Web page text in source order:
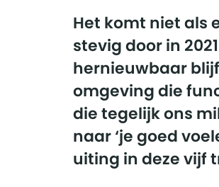
Het komt niet als
stevig door in
hernieuwbaar
omgeving die
die tegelijk ons
naar ‘je goed
uiting in deze vijf